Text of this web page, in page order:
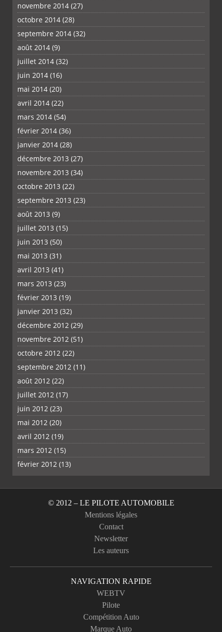
novembre 2014 (27)
octobre 2014 (28)
septembre 2014 (32)
août 2014 (9)
juillet 2014 (32)
juin 2014 (16)
mai 2014 (20)
avril 2014 (22)
mars 2014 (54)
février 2014 (36)
janvier 2014 (28)
décembre 2013 (27)
novembre 2013 (34)
octobre 2013 (22)
septembre 2013 (23)
août 2013 (9)
juillet 2013 (15)
juin 2013 (50)
mai 2013 (31)
avril 2013 (41)
mars 2013 (23)
février 2013 (19)
janvier 2013 (32)
décembre 2012 (29)
novembre 2012 (51)
octobre 2012 (22)
septembre 2012 (11)
août 2012 (22)
juillet 2012 (17)
juin 2012 (23)
mai 2012 (20)
avril 2012 (19)
mars 2012 (15)
février 2012 (13)
© 2012 – LE PILOTE AUTOMOBILE
Mentions légales
Contact
Newsletter
Les auteurs
NAVIGATION RAPIDE
WEBTV
Pilote
Compétition Auto
Marque Auto